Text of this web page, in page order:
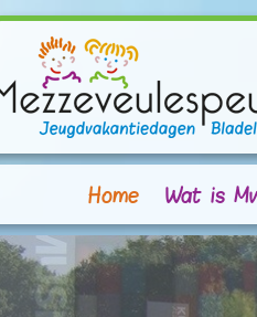
Home Wat is